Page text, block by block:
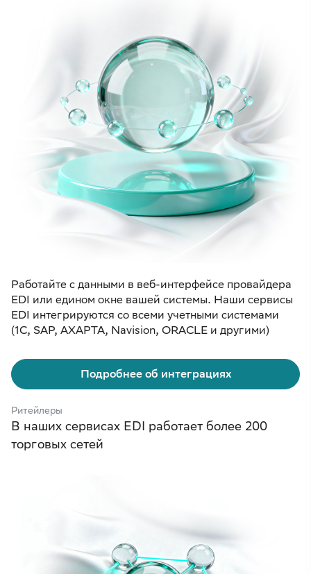
Работайте с данными в веб-интерфейсе провайдера
EDI или едином окне вашей системы. Наши сервисы
EDI интегрируются со всеми учетными системами
(1С, SAP, AXAPTA, Navision, ORACLE и другими)
Подробнее об интеграциях
Ритейлеры
В наших сервисах EDI работает более 200
торговых сетей